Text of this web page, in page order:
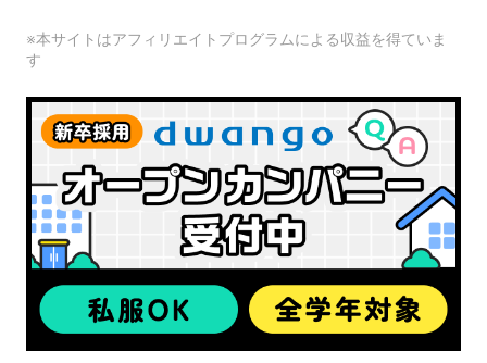
※本サイトはアフィリエイトプログラムによる収益を得ていま
す